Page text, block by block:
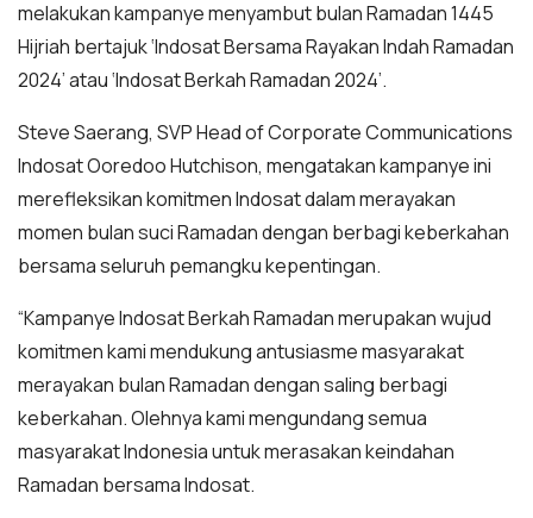
melakukan kampanye menyambut bulan Ramadan 1445
Hijriah bertajuk ‘Indosat Bersama Rayakan Indah Ramadan
2024’ atau ‘Indosat Berkah Ramadan 2024’.
Steve Saerang, SVP Head of Corporate Communications
Indosat Ooredoo Hutchison, mengatakan kampanye ini
merefleksikan komitmen Indosat dalam merayakan
momen bulan suci Ramadan dengan berbagi keberkahan
bersama seluruh pemangku kepentingan.
“Kampanye Indosat Berkah Ramadan merupakan wujud
komitmen kami mendukung antusiasme masyarakat
merayakan bulan Ramadan dengan saling berbagi
keberkahan. Olehnya kami mengundang semua
masyarakat Indonesia untuk merasakan keindahan
Ramadan bersama Indosat.